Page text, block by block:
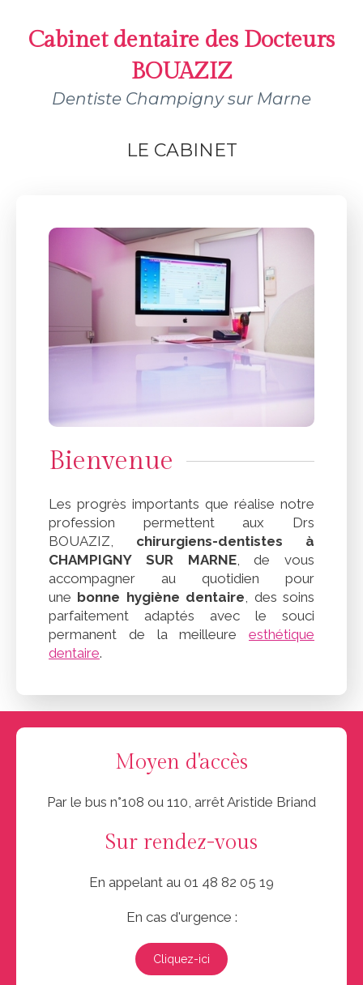
Cabinet dentaire des Docteurs
BOUAZIZ
Dentiste Champigny sur Marne
LE CABINET
Bienvenue
Les progrès importants que réalise notre
profession permettent aux Drs
BOUAZIZ, chirurgiens-dentistes à
CHAMPIGNY SUR MARNE, de vous
accompagner au quotidien pour
une bonne hygiène dentaire, des soins
parfaitement adaptés avec le souci
permanent de la meilleure esthétique
dentaire.
Moyen d'accès
Par le bus n°108 ou 110, arrêt Aristide Briand
Sur rendez-vous
En appelant au 01 48 82 05 19
En cas d'urgence :
Cliquez-ici